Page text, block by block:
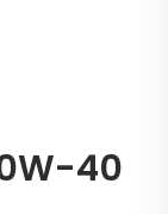
40